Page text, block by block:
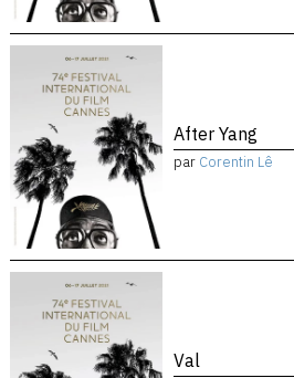
After Yang
par Corentin Lê
Val